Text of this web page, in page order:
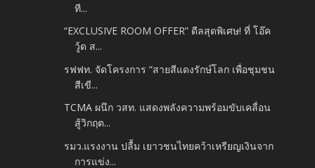
ที...
“EXCLUSIVE ROOM OFFER” ดีลสุดพิเศษ! ที่ โอ๊ค
วู้ด ส...
รฟฟท. จัดโครงการ “สายสีแดงรักษ์โลก เพื่อชุมชน
สีเขี...
TCMA ผนึก วสท. แสดงพลังความพร้อมขับเคลื่อน
สู้วิกฤต...
รมว.แรงงาน ปลื้ม เยาวชนไทยคว้าเหรียญเงินจาก
การแข่ง...